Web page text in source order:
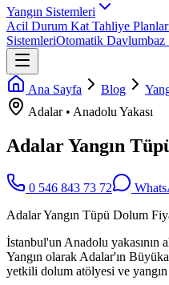
Yangın Sistemleri
Acil Durum Kat Tahliye
SistemleriOtomatik Davlumbaz
Ana Sayfa Blog
Adalar• Anadolu Yakası
Adalar Yangın
0 546 843 73 72
Adalar Yangın Tüpü Dolum
İstanbul'un Anadolu yakasının
Yangın olarak Adalar'ın
yetkili dolum atölyesi ve